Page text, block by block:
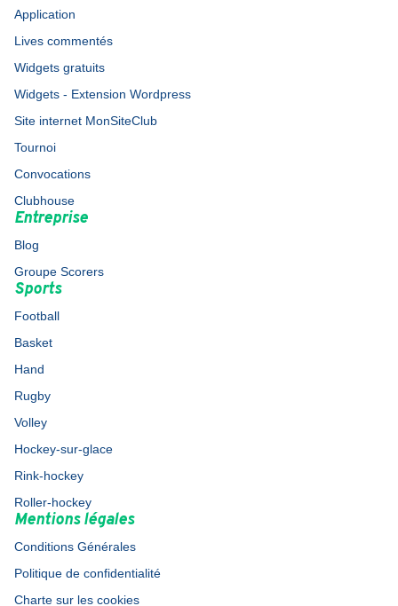
Application
Lives commentés
Widgets gratuits
Widgets - Extension Wordpress
Site internet MonSiteClub
Tournoi
Convocations
Clubhouse
Entreprise
Blog
Groupe Scorers
Sports
Football
Basket
Hand
Rugby
Volley
Hockey-sur-glace
Rink-hockey
Roller-hockey
Mentions légales
Conditions Générales
Politique de confidentialité
Charte sur les cookies